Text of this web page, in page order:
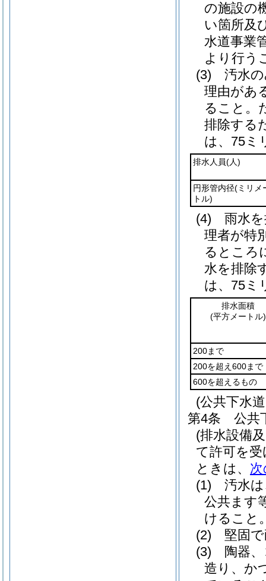
の施設の
い箇所及
水道事業
より行う
(3)
汚水
理由があ
ること。
排除する
は、75ミ
排水人員(人)
円形管内径(ミリメ
トル)
(4)
雨水
理者が特
るところ
水を排除
は、75ミ
排水面積
(平方メートル)
200まで
200を超え600まで
600を超えるもの
(公共下水
第4条
公共
(排水設備
て許可を
ときは、
(1)
汚水
公共ます
けること
(2)
堅固
(3)
陶器
造り、か